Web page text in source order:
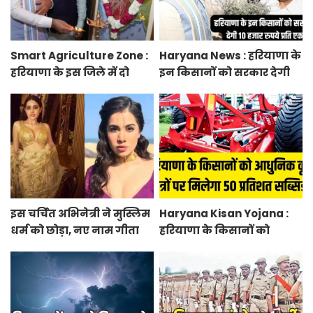
Smart Agriculture Zone :
हरियाणा के इस जिले में दो
एग्रीकल्चर जोन
Haryana News : हरियाणा के
इन किसानों को सरकार देगी
सीएम सैनी की घोषणा
इस चर्चित अभिनेत्री ने मुस्लिम
धर्म को छोड़ा, नए नाम गीता
Haryana Kisan Yojana :
हरियाणा के किसानों को
50 प्रतिशत सब्सिडी, फटाफट
करें आवेदन